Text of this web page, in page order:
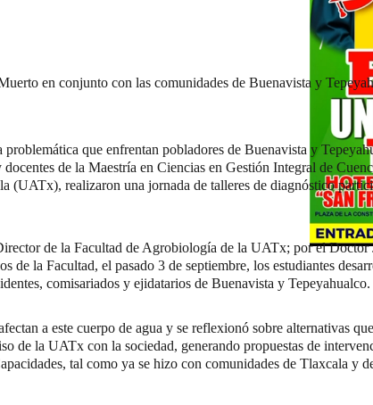
en conjunto con las comunidades de Buenavista y
que enfrentan pobladores de Buenavista y
de la Maestría en Ciencias en Gestión Integral de
(UATx), realizaron una jornada de talleres de diagnóstico
de la Facultad de Agrobiología de la UATx; por el Doctor
de la Facultad, el pasado 3 de septiembre, los estudiantes
comisariados y ejidatarios de Buenavista y Tepeyahualco.
a este cuerpo de agua y se reflexionó sobre alternativas
de la UATx con la sociedad, generando propuestas de
tal como ya se hizo con comunidades de Tlaxcala y